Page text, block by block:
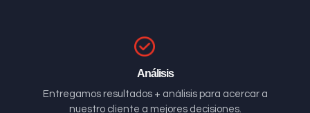
Análisis
Entregamos resultados + análisis para acercar a
nuestro cliente a mejores decisiones.